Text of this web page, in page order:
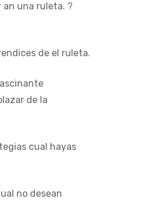
an una ruleta. ?
de el ruleta.
de la
cual hayas
no desean